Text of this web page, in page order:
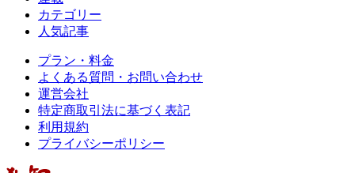
カテゴリー
人気記事
プラン・料金
よくある質問・お問い合わせ
運営会社
特定商取引法に基づく表記
利用規約
プライバシーポリシー